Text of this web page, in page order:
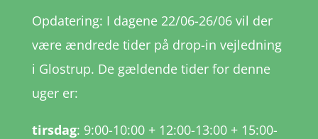
Opdatering: I dagene 22/06-26/06 vil der
være ændrede tider på drop-in vejledning
i Glostrup. De gældende tider for denne
uger er:
tirsdag: 9:00-10:00 + 12:00-13:00 + 15:00-